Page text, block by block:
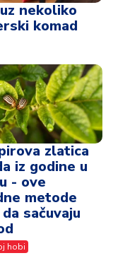
nekoliko
komad
zlatica
iz godine u
- ove
metode
sačuvaju
hobi